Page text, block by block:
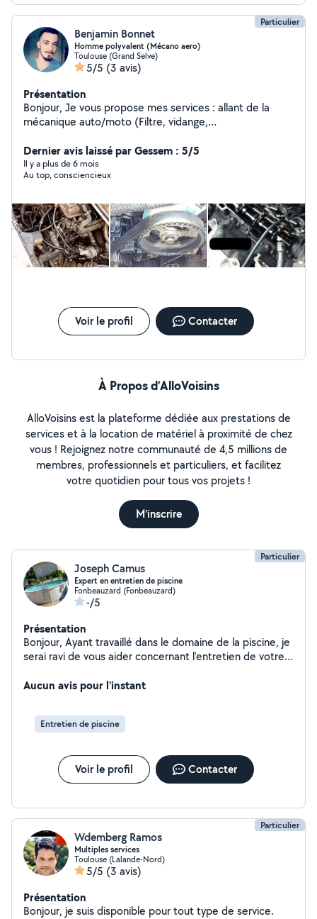
Particulier
Benjamin Bonnet
Homme polyvalent (Mécano aero)
Toulouse (Grand Selve)
5/5 (3 avis)
Présentation
Bonjour, Je vous propose mes services : allant de la
mécanique auto/moto (Filtre, vidange,
distribution/Chaine, embrayage, boite à vitesse,
nettoyage). En passant par la plomberie, un peu d'élec,
divers travaux maison/appart ( Aménagement,
électroménager, ponçage, peinture, rénovation,
sanitaires, piscine, jardin, etc..). Je suis équiper d'une
imprimante 3D et je conçois les pièces .. (Réparation/
remplacement de pièce, délicate ou rare ou coûteuse
dans le commerce.. possibilité de faire une étude de
que la pièce reste intègre et ne casse pas/
dimensionnement )
Dernier avis laissé par Gessem : 5/5
Il y a plus de 6 mois
Au top, consciencieux
Voir le profil Contacter
À Propos d’AlloVoisins
AlloVoisins est la plateforme dédiée aux prestations de
services et à la location de matériel à proximité de chez
vous ! Rejoignez notre communauté de 4,5 millions de
membres, professionnels et particuliers, et facilitez
votre quotidien pour tous vos projets !
M'inscrire
Particulier
Joseph Camus
Expert en entretien de piscine
Fonbeauzard (Fonbeauzard)
-/5
Présentation
Bonjour, Ayant travaillé dans le domaine de la piscine, je
serai ravi de vous aider concernant l'entretien de votre
d'informations.
Aucun avis pour l'instant
Entretien de piscine
Voir le profil Contacter
Particulier
Wdemberg Ramos
Multiples services
Toulouse (Lalande-Nord)
5/5 (3 avis)
Présentation
Bonjour, je suis disponible pour tout type de service.